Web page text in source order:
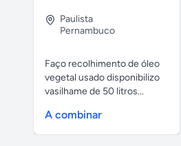
Paulista
Pernambuco
Faço recolhimento de óleo
vegetal usado disponibilizo
vasilhame de 50 litros...
A combinar